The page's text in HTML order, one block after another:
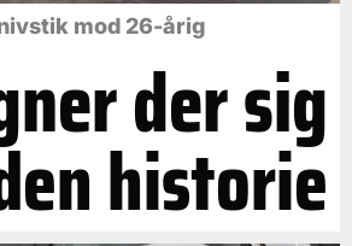
mod 26-årig
der sig
historie